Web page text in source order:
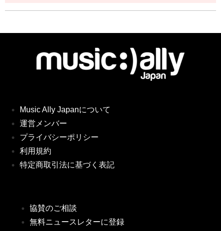
Music Ally Japanについて
運営メンバー
プライバシーポリシー
利用規約
特定商取引法に基づく表記
協賛のご相談
無料ニュースレターに登録